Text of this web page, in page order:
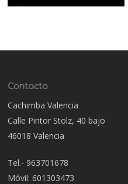
Contacto
Cachimba Valencia
Calle Pintor Stolz, 40 bajo
46018 Valencia
Tel.- 963701678
Móvil: 601303473